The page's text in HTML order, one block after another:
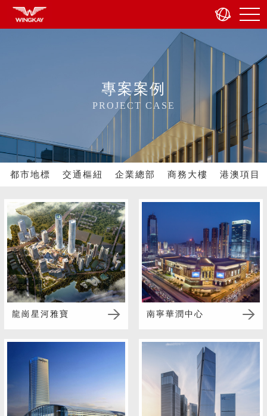
專案案例
PROJECT CASE
都市地標 交通樞紐 企業總部 商務大樓 港澳項目
龍崗星河雅寶 南寧華潤中心